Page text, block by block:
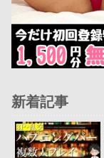
新着記事